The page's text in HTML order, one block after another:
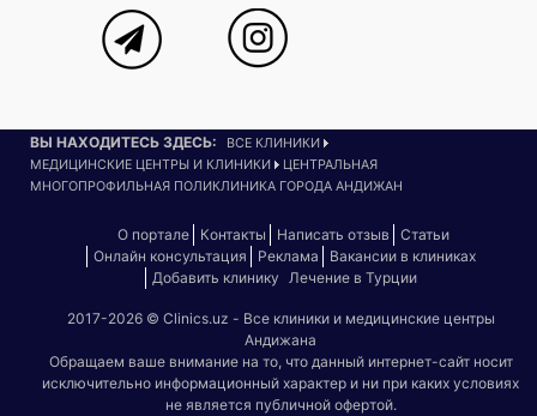
ВЫ НАХОДИТЕСЬ ЗДЕСЬ:
ВСЕ КЛИНИКИ
МЕДИЦИНСКИЕ ЦЕНТРЫ И КЛИНИКИ
ЦЕНТРАЛЬНАЯ
МНОГОПРОФИЛЬНАЯ ПОЛИКЛИНИКА ГОРОДА АНДИЖАН
О портале Контакты Написать отзыв
Статьи
Онлайн консультация
Реклама
Вакансии в клиниках
Добавить клинику
Лечение в Турции
2017-2026 © Clinics.uz - Все клиники и медицинские центры
Андижана
Обращаем ваше внимание на то, что данный интернет-сайт носит
исключительно информационный характер и ни при каких условиях
не является публичной офертой.